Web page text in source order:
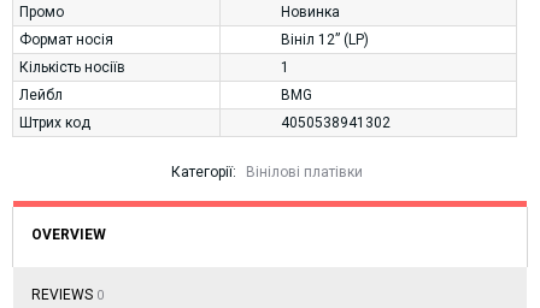
Промо
Новинка
Формат носія
Вініл 12” (LP)
Кількість носіїв
1
Лейбл
BMG
Штрих код
4050538941302
Категорії: Вінілові платівки
OVERVIEW
REVIEWS 0